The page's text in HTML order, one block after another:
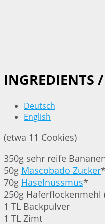
INGREDIENTS
Deutsch
English
(etwa 11 Cookies)
350g sehr reife
50g Mascobado Zucker*
70g Haselnussmus*
250g
1 TL Backpulver
1 TL Zimt